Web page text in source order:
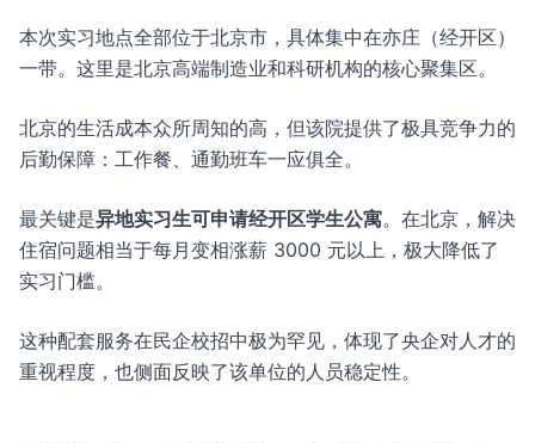
本次实习地点全部位于北京市，具体集中在亦庄（经开区）
一带。这里是北京高端制造业和科研机构的核心聚集区。
北京的生活成本众所周知的高，但该院提供了极具竞争力的
后勤保障：工作餐、通勤班车一应俱全。
最关键是异地实习生可申请经开区学生公寓。在北京，解决
住宿问题相当于每月变相涨薪 3000 元以上，极大降低了
实习门槛。
这种配套服务在民企校招中极为罕见，体现了央企对人才的
重视程度，也侧面反映了该单位的人员稳定性。